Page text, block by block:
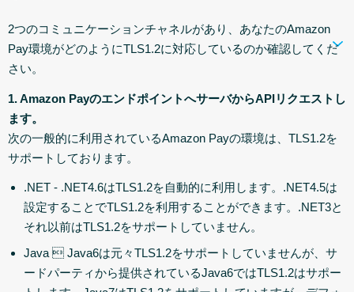
2つのコミュニケーションチャネルがあり、あなたのAmazon
Pay環境がどのようにTLS1.2に対応しているのか確認してくだ
さい。
1. Amazon PayのエンドポイントへサーバからAPIリクエストし
ます。
次の一般的に利用されているAmazon Payの環境は、TLS1.2を
サポートしております。
.NET - .NET4.6はTLS1.2を自動的に利用します。.NET4.5は
設定することでTLS1.2を利用することができます。.NET3と
それ以前はTLS1.2をサポートしていません。
Java  Java6は元々TLS1.2をサポートしていませんが、サ
ードパーティから提供されているJava6ではTLS1.2はサポー